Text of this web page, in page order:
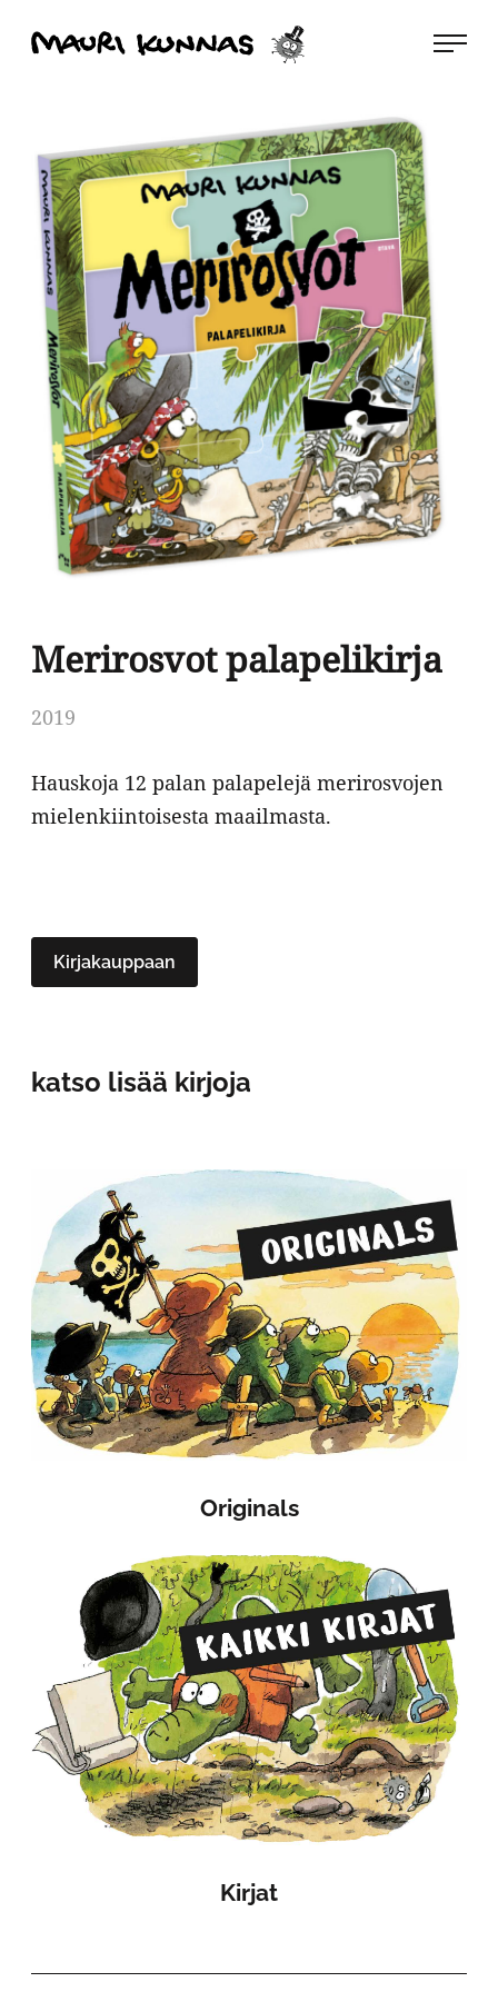
Siirry
Mauri Kunnas
Merirosvot palapelikirja
2019
Hauskoja 12 palan palapelejä merirosvojen
mielenkiintoisesta maailmasta.
Kirjakauppaan
katso lisää kirjoja
Originals
Kirjat